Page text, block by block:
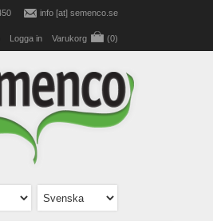
info [at] semenco.se
Logga in Varukorg (0)